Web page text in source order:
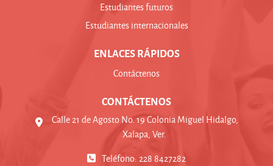
Estudiantes futuros
Estudiantes internacionales
ENLACES RÁPIDOS
Contáctenos
CONTÁCTENOS
Calle 21 de Agosto No. 19 Colonia Miguel Hidalgo,
Xalapa, Ver.
Teléfono: 228 8427282